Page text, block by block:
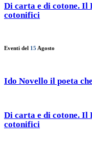
Di carta e di cotone. Il
cotonifici
Eventi del 15 Agosto
Ido Novello il poeta
Di carta e di cotone. Il
cotonifici